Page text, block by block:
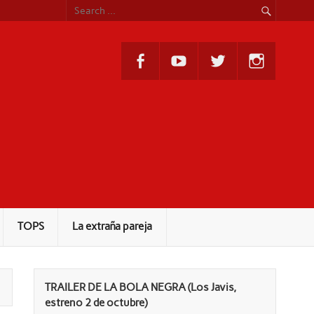
TOPS La extraña pareja
TRAILER DE LA BOLA NEGRA (Los Javis,
estreno 2 de octubre)